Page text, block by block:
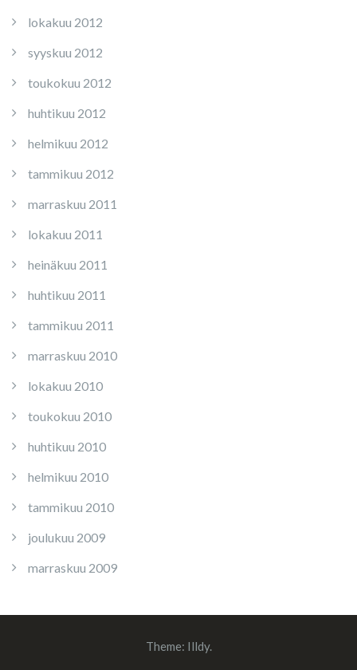
lokakuu 2012
syyskuu 2012
toukokuu 2012
huhtikuu 2012
helmikuu 2012
tammikuu 2012
marraskuu 2011
lokakuu 2011
heinäkuu 2011
huhtikuu 2011
tammikuu 2011
marraskuu 2010
lokakuu 2010
toukokuu 2010
huhtikuu 2010
helmikuu 2010
tammikuu 2010
joulukuu 2009
marraskuu 2009
Theme: Illdy.